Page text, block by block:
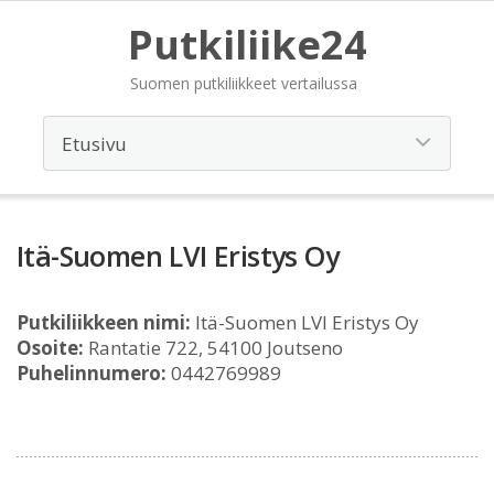
Putkiliike24
Suomen putkiliikkeet vertailussa
Itä-Suomen LVI Eristys Oy
Putkiliikkeen nimi: Itä-Suomen LVI Eristys Oy
Osoite: Rantatie 722, 54100 Joutseno
Puhelinnumero: 0442769989